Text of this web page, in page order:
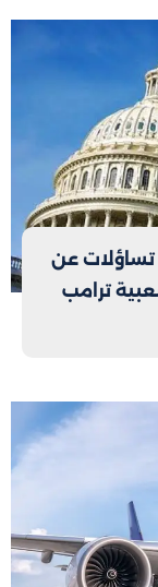
الكونجرس الأمريكي 2026.. تساؤلات عن
ترامب